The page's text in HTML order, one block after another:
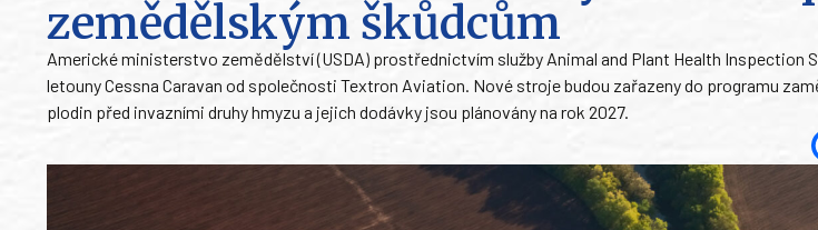
zemědělským škůdcům
Americké ministerstvo zemědělství (USDA) prostřednictvím služby Animal and Plant Health Inspection
letouny Cessna Caravan od společnosti Textron Aviation. Nové stroje budou zařazeny do programu
plodin před invazními druhy hmyzu a jejich dodávky jsou plánovány na rok 2027.